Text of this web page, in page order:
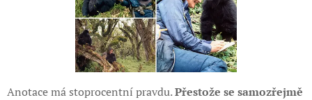
Anotace má stoprocentní pravdu.Přestože se samozřejmě